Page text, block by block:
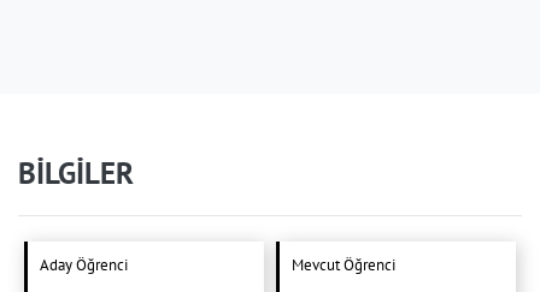
BİLGİLER
Aday Öğrenci Mevcut Öğrenci